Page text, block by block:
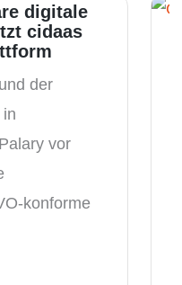
digitale
cidaas
der
vor
konforme